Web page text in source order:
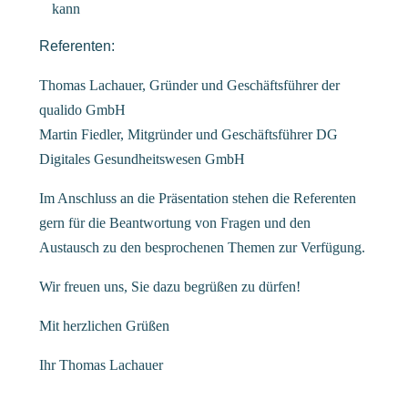
kann
Referenten:
Thomas Lachauer, Gründer und Geschäftsführer der
qualido GmbH
Martin Fiedler, Mitgründer und Geschäftsführer DG
Digitales Gesundheitswesen GmbH
Im Anschluss an die Präsentation stehen die Referenten
gern für die Beantwortung von Fragen und den
Austausch zu den besprochenen Themen zur Verfügung.
Wir freuen uns, Sie dazu begrüßen zu dürfen!
Mit herzlichen Grüßen
Ihr Thomas Lachauer